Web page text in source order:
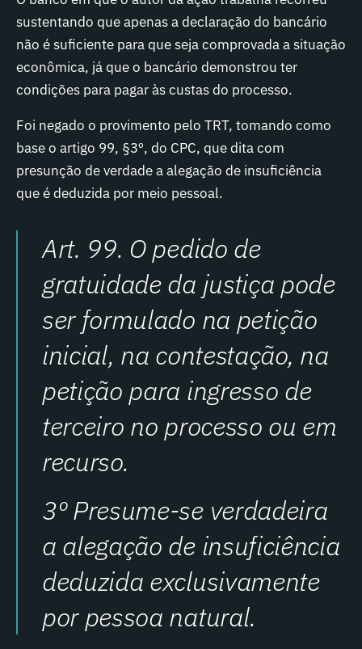
sustentando que apenas a declaração do bancário
não é suficiente para que seja comprovada a situação
econômica, já que o bancário demonstrou ter
condições para pagar às custas do processo.
Foi negado o provimento pelo TRT, tomando como
base o artigo 99, §3º, do CPC, que dita com
presunção de verdade a alegação de insuficiência
que é deduzida por meio pessoal.
Art. 99. O pedido de
gratuidade da justiça pode
ser formulado na petição
inicial, na contestação, na
petição para ingresso de
terceiro no processo ou em
recurso.
3º Presume-se verdadeira
a alegação de insuficiência
deduzida exclusivamente
por pessoa natural.